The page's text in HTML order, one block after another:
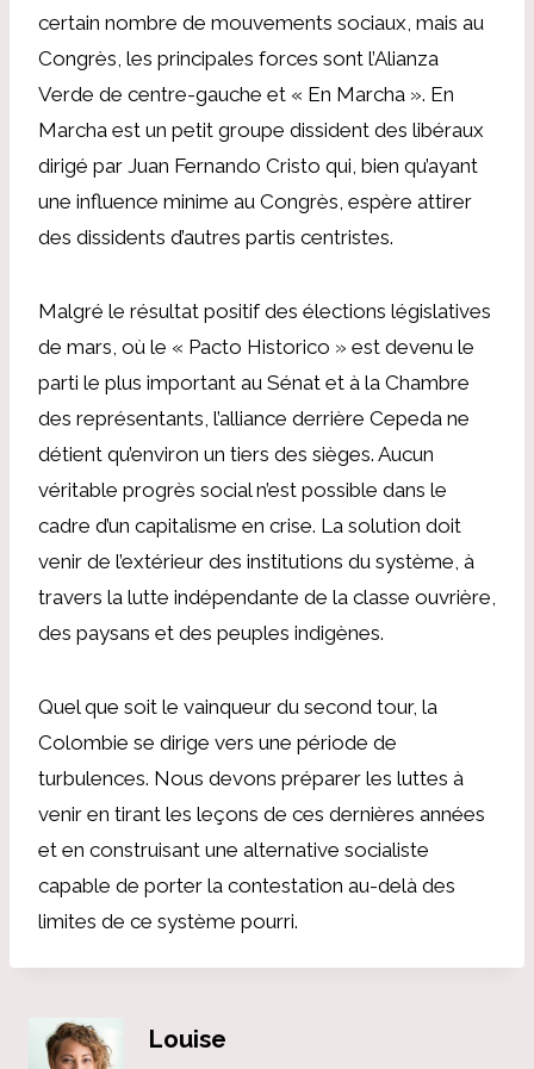
certain nombre de mouvements sociaux, mais au
Congrès, les principales forces sont l’Alianza
Verde de centre-gauche et « En Marcha ». En
Marcha est un petit groupe dissident des libéraux
dirigé par Juan Fernando Cristo qui, bien qu’ayant
une influence minime au Congrès, espère attirer
des dissidents d’autres partis centristes.
Malgré le résultat positif des élections législatives
de mars, où le « Pacto Historico » est devenu le
parti le plus important au Sénat et à la Chambre
des représentants, l’alliance derrière Cepeda ne
détient qu’environ un tiers des sièges. Aucun
véritable progrès social n’est possible dans le
cadre d’un capitalisme en crise. La solution doit
venir de l’extérieur des institutions du système, à
travers la lutte indépendante de la classe ouvrière,
des paysans et des peuples indigènes.
Quel que soit le vainqueur du second tour, la
Colombie se dirige vers une période de
turbulences. Nous devons préparer les luttes à
venir en tirant les leçons de ces dernières années
et en construisant une alternative socialiste
capable de porter la contestation au-delà des
limites de ce système pourri.
Louise